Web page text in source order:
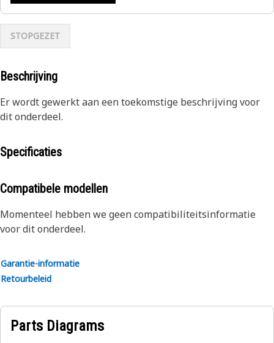
STOPGEZET
Beschrijving
Er wordt gewerkt aan een toekomstige beschrijving voor
dit onderdeel.
Specificaties
Compatibele modellen
Momenteel hebben we geen compatibiliteitsinformatie
voor dit onderdeel.
Garantie-informatie
Retourbeleid
Parts Diagrams